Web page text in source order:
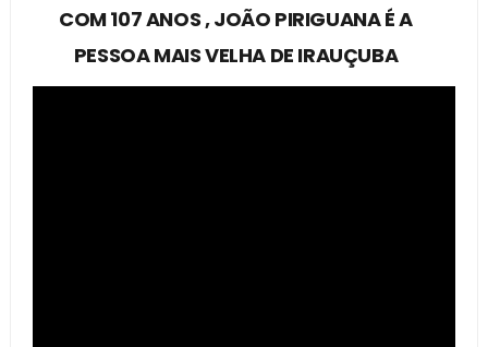
COM 107 ANOS , JOÃO PIRIGUANA É A
PESSOA MAIS VELHA DE IRAUÇUBA